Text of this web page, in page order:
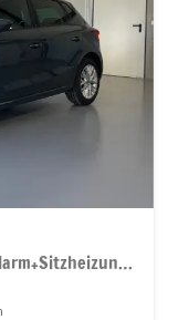
Style 80PS Voll-LED+Kessy+PDC+Alarm+Sitzheizung+Kamera+App-Connect